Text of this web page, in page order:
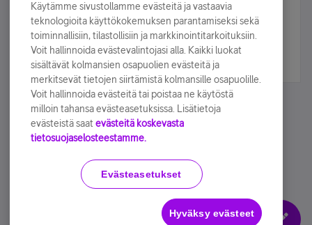
sähköpostiisi.
Tilaa nyt
Käyttöehdot Accessibility statement
Evästeasetukset
Käytämme sivustollamme evästeitä ja vastaavia
teknologioita käyttökokemuksen parantamiseksi sekä
toiminnallisiin, tilastollisiin ja markkinointitarkoituksiin.
Voit hallinnoida evästevalintojasi alla. Kaikki luokat
sisältävät kolmansien osapuolien evästeitä ja
merkitsevät tietojen siirtämistä kolmansille osapuolille.
Voit hallinnoida evästeitä tai poistaa ne käytöstä
milloin tahansa evästeasetuksissa. Lisätietoja
evästeistä saat evästeitä koskevasta
tietosuojaselosteestamme.
Evästeasetukset
Hyväksy evästeet